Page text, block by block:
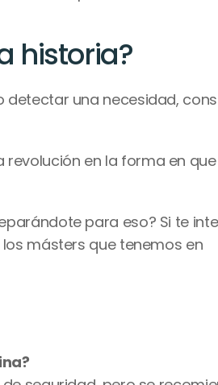
historia?
detectar una necesidad,
en la forma en
para eso? Si te
másters que tenemos en